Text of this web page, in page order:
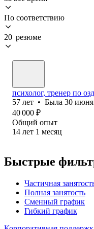
По соответствию
20 резюме
психолог, тренер по
57 лет • Была 30
40 000 ₽
Общий опыт
14 лет 1 месяц
Быстрые
Частичная
Полная занятость
Сменный график
Гибкий график